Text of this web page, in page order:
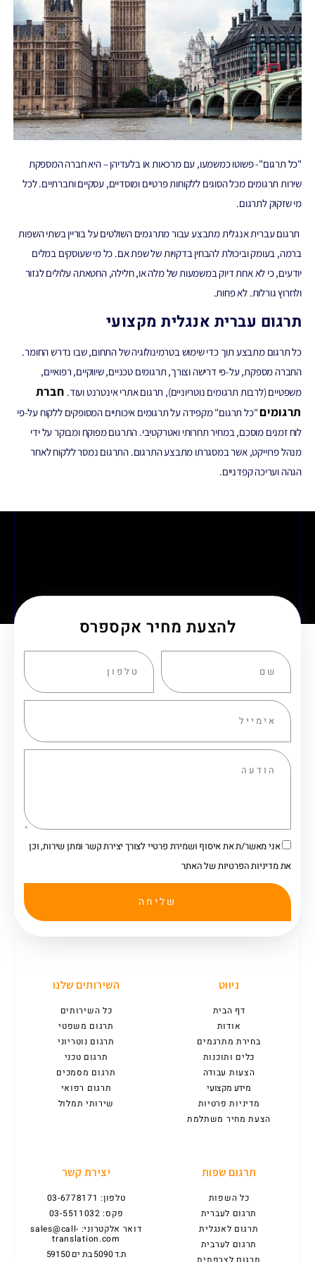
"כל תרגום"- פשוטו כמשמעו, עם מרכאות או בלעדיהן – היא חברה המספקת
שירות תרגומים מכל הסוגים ללקוחות פרטיים ומוסדיים, עסקיים וחברתיים. לכל
מי שזקוק לתרגום.
תרגום עברית אנגלית מתבצע עבור מתרגמים השולטים על בוריין בשתי השפות
ברמה, בעומק וביכולת להבחין בדקויות של שפת אם. כל מי שעוסקים במלים
יודעים, כי לא אחת דיוק במשמעות של מלה או, חלילה, החטאתה עלולים לגזור
ולחרוץ גורלות. לא פחות.
תרגום עברית אנגלית מקצועי
כל תרגום מתבצע תוך כדי שימוש בטרמינולוגיה של התחום, שבו נדרש החומר.
החברה מספקת, על-פי דרישה וצורך, תרגומים טכניים, שיווקיים, רפואיים,
משפטיים (לרבות תרגומים נוטריוניים), תרגום אתרי אינטרנט ועוד. חברת
תרגומים"כל תרגום" מקפידה על תרגומים איכותיים המסופקים ללקוח על-פי
לוח זמנים מוסכם, במחיר תחרותי ואטרקטיבי. התרגום מפוקח ומבוקר על ידי
מנהל פרוייקט, אשר במסגרתו מתבצע התרגום. התרגום נמסר ללקוח לאחר
הגהה ועריכה קפדניים.
להצעת מחיר אקספרס
אני מאשר/ת את איסוף ושמירת פרטיי לצורך יצירת קשר ומתן שירות, וכן
את מדיניות הפרטיות של האתר
שליחה
ניווט
דף הבית
אודות
בחירת מתרגמים
כלים ותוכנות
הצעות עבודה
מידע מקצועי
מדיניות פרטיות
הצעת מחיר משתלמת
השירותים שלנו
כל השירותים
תרגום משפטי
תרגום נוטריוני
תרגום טכני
תרגום מסמכים
תרגום רפואי
שירותי תמלול
תרגום שפות
כל השפות
תרגום לעברית
תרגום לאנגלית
תרגום לערבית
יצירת קשר
טלפון: 03-6778171
פקס: 03-5511032
דואר אלקטרוני: sales@call-
translation.com
ת.ד 5090 בת ים 59150